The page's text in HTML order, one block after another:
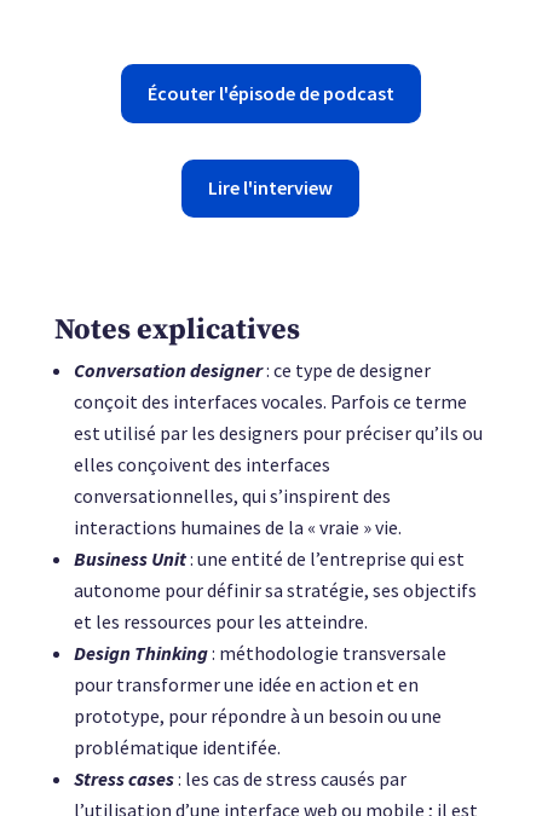
Écouter l'épisode de podcast
Lire l'interview
Notes explicatives
Conversation designer: ce type de designer
conçoit des interfaces vocales. Parfois ce terme
est utilisé par les designers pour préciser qu’ils ou
elles conçoivent des interfaces
conversationnelles, qui s’inspirent des
interactions humaines de la « vraie » vie.
Business Unit: une entité de l’entreprise qui est
autonome pour définir sa stratégie, ses objectifs
et les ressources pour les atteindre.
Design Thinking: méthodologie transversale
pour transformer une idée en action et en
prototype, pour répondre à un besoin ou une
problématique identifée.
Stress cases: les cas de stress causés par
l’utilisation d’une interface web ou mobile ; il est